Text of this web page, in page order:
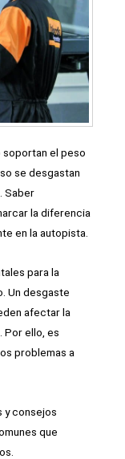
el peso
se desgastan
Saber
la diferencia
en la autopista.
para la
Un desgaste
afectar la
Por ello, es
problemas a
y consejos
que